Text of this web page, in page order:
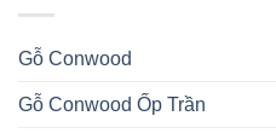
Gỗ Conwood
Gỗ Conwood Ốp Trần